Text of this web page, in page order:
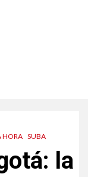
HORA SUBA
la